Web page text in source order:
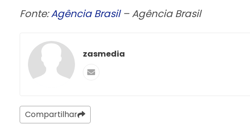
Fonte:Agência Brasil– Agência Brasil
zasmedia
Compartilhar